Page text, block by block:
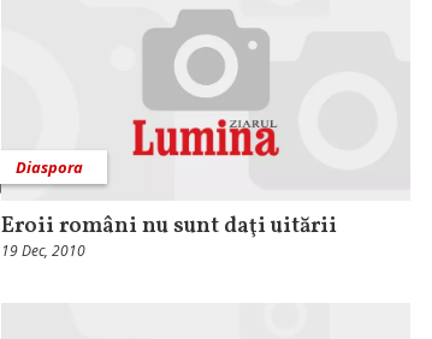
Diaspora
Eroii români nu sunt daţi uitării
19 Dec, 2010